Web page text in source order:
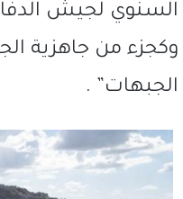
وكجزء من جاهزية
الجبهات” .